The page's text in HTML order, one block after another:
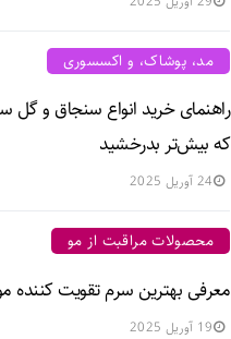
مد، پوشاک، و اکسسوری
راهنمای خرید انواع سنجاق و گل
که بیش‌تر بدرخشید
24 آوریل 2025
محصولات مراقبت از مو
معرفی بهترین سرم تقویت کننده
19 آوریل 2025